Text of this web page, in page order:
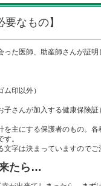
要なもの】
った医師、助産師さんが証明
印以外）
さんが加入する健康保険証）
主にする保護者のもの。各
。
字は決まっていますのでご
たら…